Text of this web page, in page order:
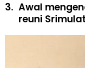
3. Awal
reuni Srimulat